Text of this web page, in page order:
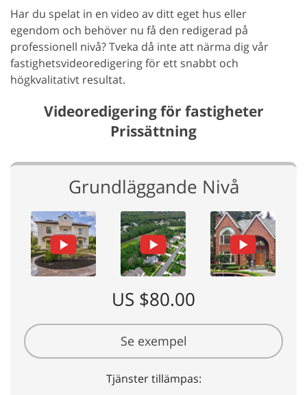
Har du spelat in en video av ditt eget hus eller
egendom och behöver nu få den redigerad på
professionell nivå? Tveka då inte att närma dig vår
fastighetsvideoredigering för ett snabbt och
högkvalitativt resultat.
Videoredigering för fastigheter
Prissättning
Grundläggande Nivå
US $80.00
Se exempel
Tjänster tillämpas: